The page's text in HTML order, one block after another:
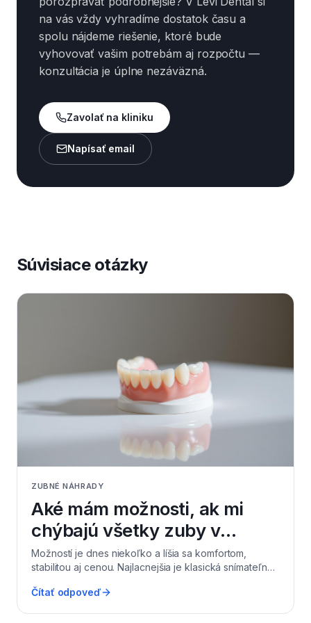
na vás vždy vyhradíme dostatok času a
spolu nájdeme riešenie, ktoré bude
vyhovovať vašim potrebám aj rozpočtu —
konzultácia je úplne nezáväzná.
Zavolať na kliniku
Napísať email
Súvisiace otázky
ZUBNÉ NÁHRADY
Aké mám možnosti, ak mi
chýbajú všetky zuby v
čeľusti?
Možností je dnes niekoľko a líšia sa komfortom,
stabilitou aj cenou. Najlacnejšia je klasická snímateľná
podnebie) a vyžaduje adaptáciu. Komfortnejšia je
Čítať odpoveď